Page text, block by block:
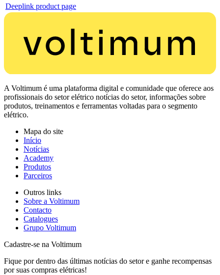
Deeplink product page
A Voltimum é uma plataforma digital e comunidade que oferece aos
profissionais do setor elétrico notícias do setor, informações sobre
produtos, treinamentos e ferramentas voltadas para o segmento
elétrico.
Mapa do site
Início
Notícias
Academy
Produtos
Parceiros
Outros links
Sobre a Voltimum
Contacto
Catalogues
Grupo Voltimum
Cadastre-se na Voltimum
Fique por dentro das últimas notícias do setor e ganhe recompensas
por suas compras elétricas!